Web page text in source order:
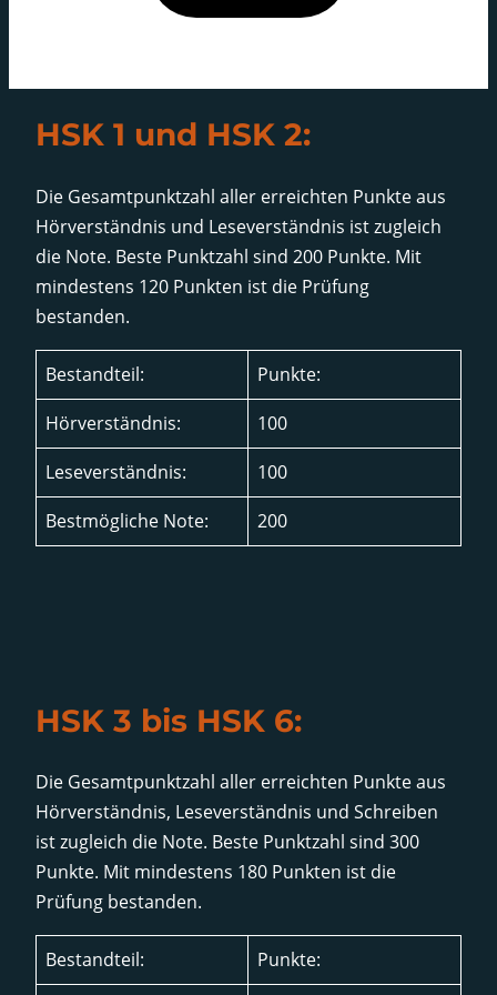
HSK 1 und HSK 2:
Die Gesamtpunktzahl aller erreichten Punkte aus
Hörverständnis und Leseverständnis ist zugleich
die Note. Beste Punktzahl sind 200 Punkte. Mit
mindestens 120 Punkten ist die Prüfung
bestanden.
Bestandteil:
Punkte:
Hörverständnis:
100
Leseverständnis:
100
Bestmögliche Note:
200
HSK 3 bis HSK 6:
Die Gesamtpunktzahl aller erreichten Punkte aus
Hörverständnis, Leseverständnis und Schreiben
ist zugleich die Note. Beste Punktzahl sind 300
Punkte. Mit mindestens 180 Punkten ist die
Prüfung bestanden.
Bestandteil: Punkte: